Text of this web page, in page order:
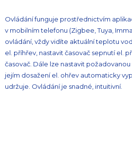
Ovládání funguje prostřednictvím
v mobilním telefonu (Zigbee, Tuya,
ovládání, vždy vidíte aktuální teplotu
el. příhřev, nastavit časovač sepnutí el.
časovač. Dále lze nastavit
jejím dosažení el. ohřev automaticky
udržuje. Ovládání je snadné, intuitivní.